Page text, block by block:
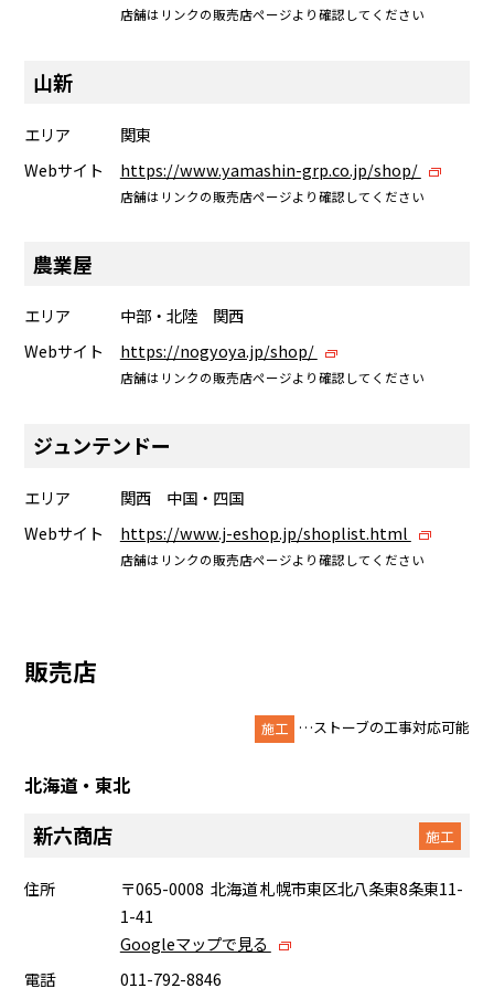
店舗はリンクの販売店ページより確認してください
山新
エリア
関東
Webサイト
https://www.yamashin-grp.co.jp/shop/
店舗はリンクの販売店ページより確認してください
農業屋
エリア
中部・北陸 関西
Webサイト
https://nogyoya.jp/shop/
店舗はリンクの販売店ページより確認してください
ジュンテンドー
エリア
関西 中国・四国
Webサイト
https://www.j-eshop.jp/shoplist.html
店舗はリンクの販売店ページより確認してください
販売店
施工 …ストーブの工事対応可能
北海道・東北
新六商店 施工
住所
〒065-0008 北海道 札幌市東区北八条東8条東11-
1-41
Googleマップで見る
電話
011-792-8846